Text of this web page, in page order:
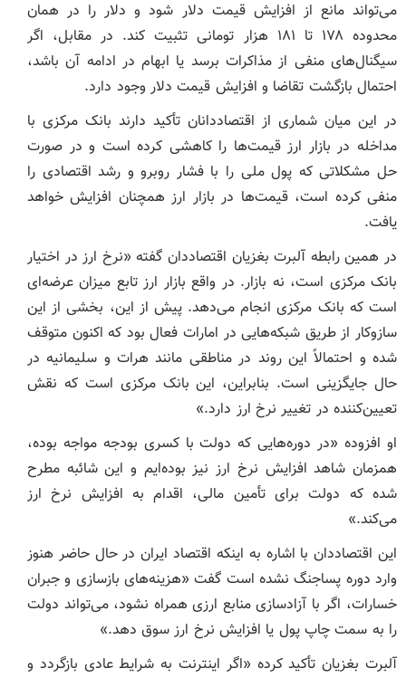
می‌تواند مانع از افزایش قیمت دلار شود و دلار را در همان
محدوده ۱۷۸ تا ۱۸۱ هزار تومانی تثبیت کند. در مقابل، اگر
سیگنال‌های منفی از مذاکرات برسد یا ابهام در ادامه آن باشد،
احتمال بازگشت تقاضا و افزایش قیمت دلار وجود دارد.
در این میان شماری از اقتصاددانان تأکید دارند بانک مرکزی با
مداخله در بازار ارز قیمت‌ها را کاهشی کرده است و در صورت
حل مشکلاتی که پول ملی را با فشار روبرو و رشد اقتصادی را
منفی کرده است، قیمت‌ها در بازار ارز همچنان افزایش خواهد
یافت.
در همین رابطه آلبرت بغزیان اقتصاددان گفته «نرخ ارز در اختیار
بانک مرکزی است، نه بازار. در واقع بازار ارز تابع میزان عرضه‌ای
است که بانک مرکزی انجام می‌دهد. پیش از این، بخشی از این
سازوکار از طریق شبکه‌هایی در امارات فعال بود که اکنون متوقف
شده و احتمالاً این روند در مناطقی مانند هرات و سلیمانیه در
حال جایگزینی است. بنابراین، این بانک مرکزی است که نقش
تعیین‌کننده در تغییر نرخ ارز دارد.»
او افزوده «در دوره‌هایی که دولت با کسری بودجه مواجه بوده،
همزمان شاهد افزایش نرخ ارز نیز بوده‌ایم و این شائبه مطرح
شده که دولت برای تأمین مالی، اقدام به افزایش نرخ ارز
می‌کند.»
این اقتصاددان با اشاره به اینکه اقتصاد ایران در حال حاضر هنوز
وارد دوره پسا‌جنگ نشده است گفت «هزینه‌های بازسازی و جبران
خسارات، اگر با آزادسازی منابع ارزی همراه نشود، می‌تواند دولت
را به سمت چاپ پول یا افزایش نرخ ارز سوق دهد.»
آلبرت بغزیان تأکید کرده «اگر اینترنت به شرایط عادی بازگردد و